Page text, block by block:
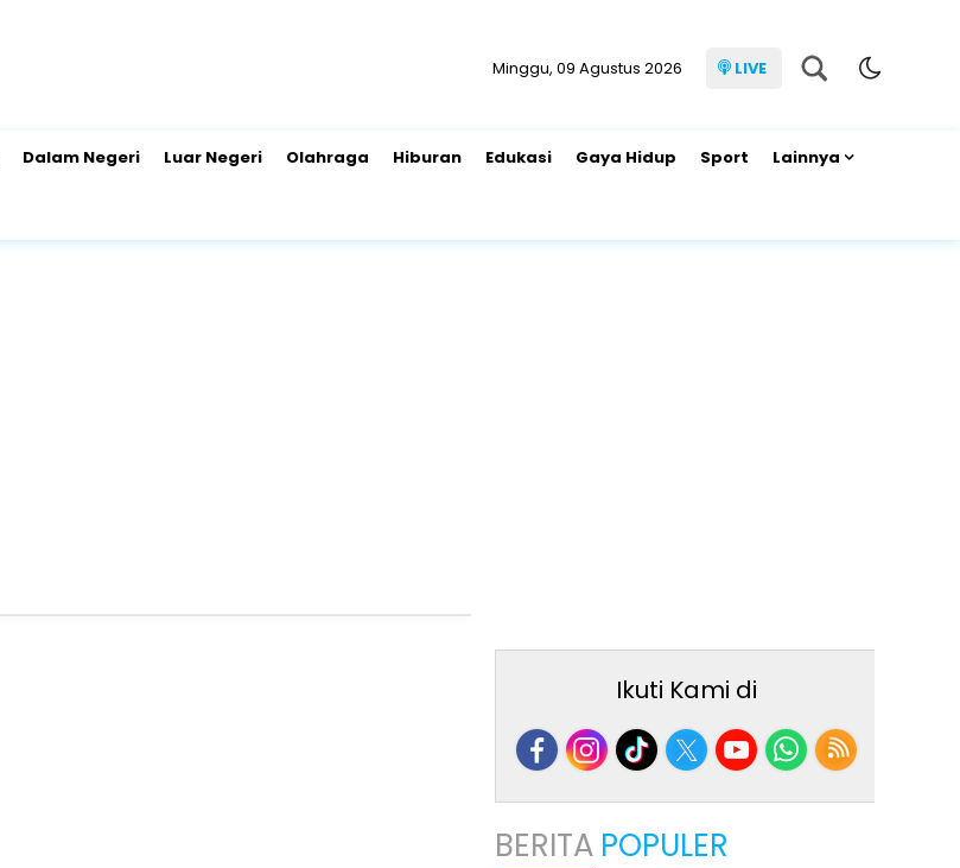
Minggu, 09 Agustus 2026 LIVE
Dalam Negeri Luar Negeri Olahraga Hiburan Edukasi Gaya Hidup Sport Lainnya
Ikuti Kami di
BERITA POPULER